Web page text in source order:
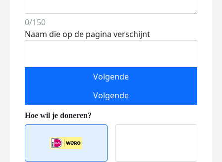
0/150
Naam die op de pagina verschijnt
Volgende
Volgende